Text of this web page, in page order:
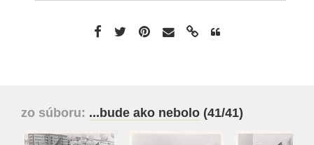
zo súboru: ...bude ako nebolo (41/41)